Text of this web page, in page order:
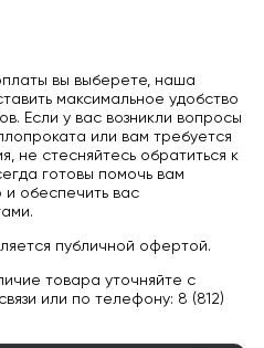
вы выберете, наша
максимальное удобство
Если у вас возникли вопросы
или вам требуется
не стесняйтесь обратиться к
готовы помочь вам
и обеспечить вас
публичной офертой.
товара уточняйте с
или по телефону: 8 (812)